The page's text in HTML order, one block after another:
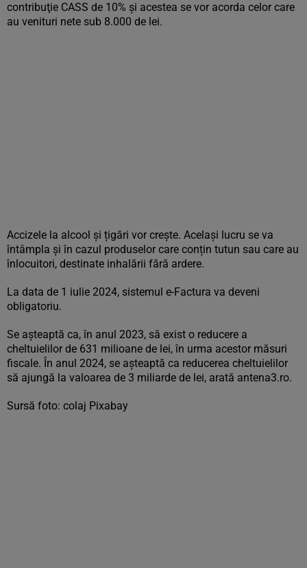
contribuţie CASS de 10% și acestea se vor acorda celor care
au venituri nete sub 8.000 de lei.
Accizele la alcool și țigări vor crește. Același lucru se va
întâmpla și în cazul produselor care conțin tutun sau care au
înlocuitori, destinate inhalării fără ardere.
La data de 1 iulie 2024, sistemul e-Factura va deveni
obligatoriu.
Se așteaptă ca, în anul 2023, să exist o reducere a
cheltuielilor de 631 milioane de lei, în urma acestor măsuri
fiscale. În anul 2024, se așteaptă ca reducerea cheltuielilor
să ajungă la valoarea de 3 miliarde de lei, arată antena3.ro.
Sursă foto: colaj Pixabay